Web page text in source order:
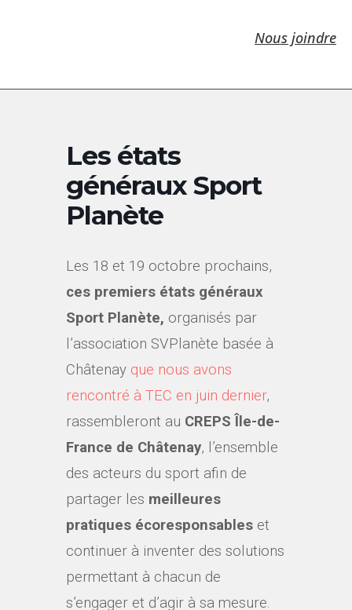
Nous joindre
Les états
généraux Sport
Planète
Les 18 et 19 octobre prochains,
ces premiers états généraux
Sport Planète, organisés par
l’association SVPlanète basée à
Châtenay que nous avons
rencontré à TEC en juin dernier,
rassembleront au CREPS Île-de-
France de Châtenay, l’ensemble
des acteurs du sport afin de
partager les meilleures
pratiques écoresponsables et
continuer à inventer des solutions
permettant à chacun de
s’engager et d’agir à sa mesure.